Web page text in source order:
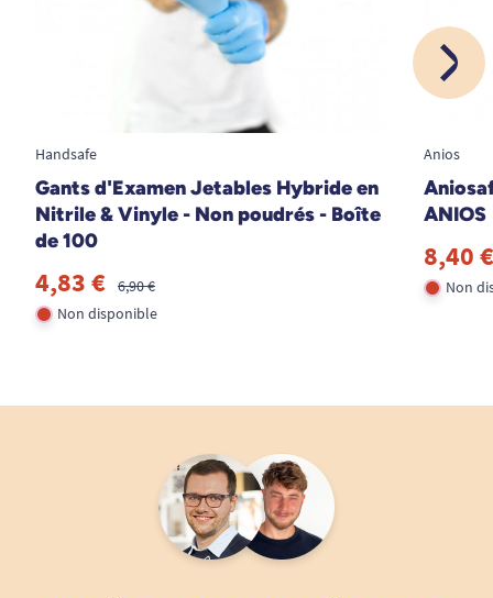
Handsafe
Gants d'Examen Jetables Hybride en
Nitrile & Vinyle - Non poudrés - Boîte
de 100
4,83 €
6,90 €
Non disponible
Anios
ANIOS
8,40
Non